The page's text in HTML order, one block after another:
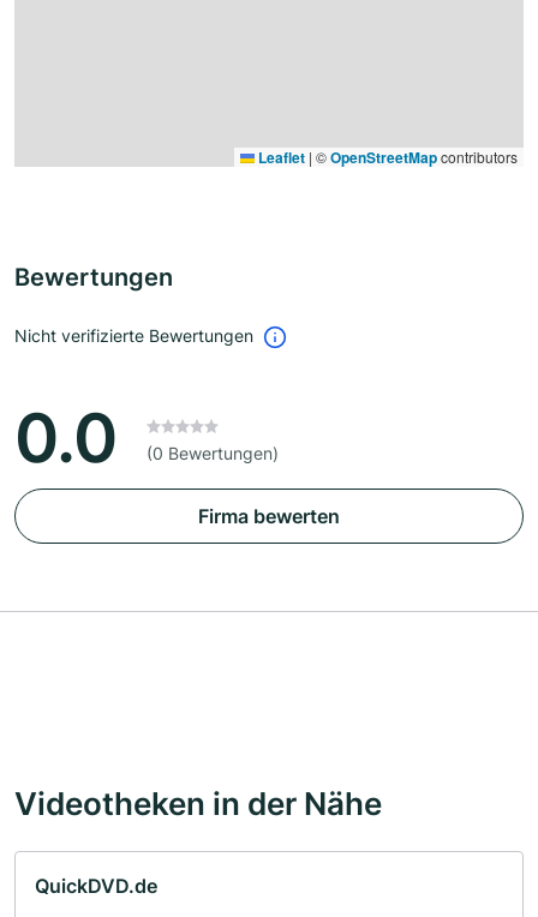
Leaflet | ©OpenStreetMapcontributors
Bewertungen
Nicht verifizierte Bewertungen
0.0 (0 Bewertungen)
Firma bewerten
Videotheken in der Nähe
QuickDVD.de